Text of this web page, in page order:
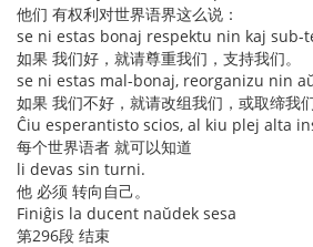
他们 有权利对世界语界这么说：
se ni estas bonaj respektu nin kaj sub-
如果 我们好，就请尊重我们，支持我们。
se ni estas mal-bonaj, reorganizu nin
如果 我们不好，就请改组我们，或取缔我们
Ĉiu esperantisto scios, al kiu plej alta
每个世界语者 就可以知道
li devas sin turni.
他 必须 转向自己。
Finiĝis la ducent naŭdek sesa
第296段 结束